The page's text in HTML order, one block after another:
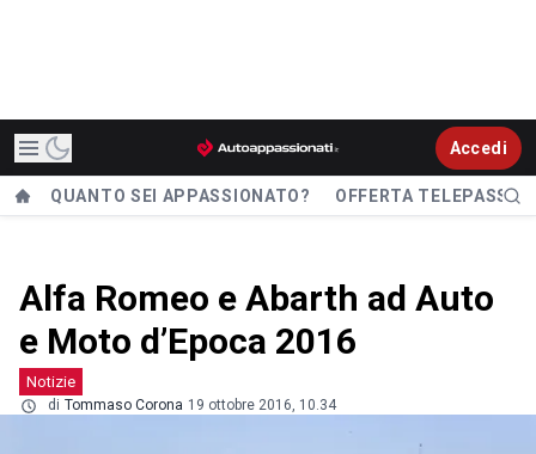
Accedi
QUANTO SEI APPASSIONATO? OFFERTA TELEPASS
Alfa Romeo e Abarth ad Auto
e Moto d’Epoca 2016
Notizie
di Tommaso Corona 19 ottobre 2016, 10.34